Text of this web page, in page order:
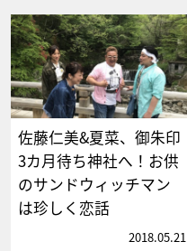
佐藤仁美&夏菜、御朱印
3カ月待ち神社へ！お供
のサンドウィッチマン
は珍しく恋話
2018.05.21